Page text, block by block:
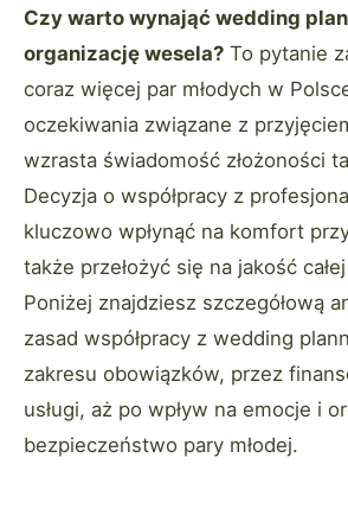
Czy warto wynająć wedding
organizację wesela? To pytanie
coraz więcej par młodych w
oczekiwania związane z
wzrasta świadomość złożoności
Decyzja o współpracy z
kluczowo wpłynąć na komfort
także przełożyć się na jakość
Poniżej znajdziesz szczegółową
zasad współpracy z wedding
zakresu obowiązków, przez
usługi, aż po wpływ na emocje i
bezpieczeństwo pary młodej.